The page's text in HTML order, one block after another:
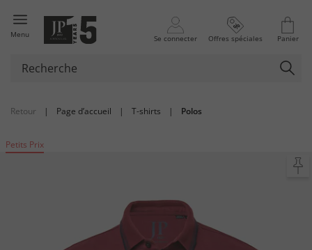
Menu Se connecter Offres spéciales Panier
Retour | Page d’accueil | T-shirts | Polos
Petits Prix